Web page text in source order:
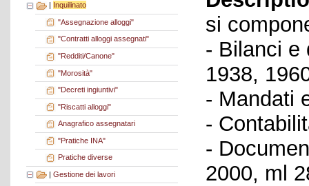
Inquilinato
"Assegnazione alloggi"
"Contratti alloggi assegnati"
"Redditi/Canone"
"Morosità"
"Decreti ingiuntivi"
"Riscatti alloggi"
Anagrafico assegnatari
"Pratiche INA"
Pratiche diverse
| Gestione dei lavori
si
- Bilanci e
1938,
- Mandati
-
-
2000, ml